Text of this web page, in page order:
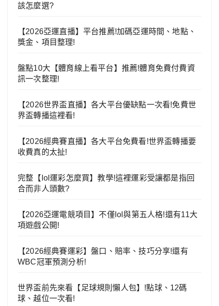
該怎麼選?
【2026亞運直播】平台推薦!加碼亞運時間、地點、
獎金、項目整理!
盤點10大【體育線上看平台】推薦!體育免費付費資
訊一次整理!
【2026世界盃直播】各大平台優缺點一次看!免費世
界盃轉播這裡看!
【2026經典賽直播】各大平台免費看!世界盃轉播要
收費真的太扯!
完整【lol運彩怎麼買】教學!這裡運彩受讓都是指回
合而非人頭數?
【2026亞運電競項目】不僅lol與第五人格!還有11大
項遊戲公開!
【2026經典賽運彩】盤口、賠率、技巧分享!還有
WBC冠軍預測分析!
世界盃前先來看【足球規則懶人包】!點球、12碼
球、越位一次看!